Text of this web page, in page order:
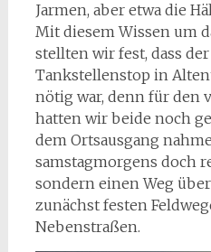
Jarmen, aber etwa die
Mit diesem Wissen um
stellten wir fest, dass
Tankstellenstop in
nötig war, denn für den
hatten wir beide noch
dem Ortsausgang
samstagmorgens doch
sondern einen Weg
zunächst festen
Nebenstraßen.